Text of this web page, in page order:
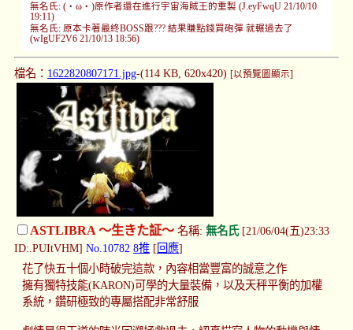
無名氏: (・ω・)原作者還在進行宇宙海賊王的重製 (J.eyFwqU 21/10/10
19:11)
無名氏: 原本卡著最終BOSS跟??? 結果賺點錢買砲彈 就輾過去了
(wIgUF2V6 21/10/13 18:56)
檔名： 1622820807171.jpg-(114 KB, 620x420) [以預覽圖顯示]
ASTLIBRA ～生きた証～ 名稱: 無名氏[21/06/04(五)23:33
ID:.PUItVHM] No.10782 8推 [ 回應]
花了快五十個小時破完這款，內容相當豐富的誠意之作
擁有獨特技能(KARON)可學的大量裝備，以及天秤平衡的加權
系統，鑽研極致的專屬搭配非常舒服